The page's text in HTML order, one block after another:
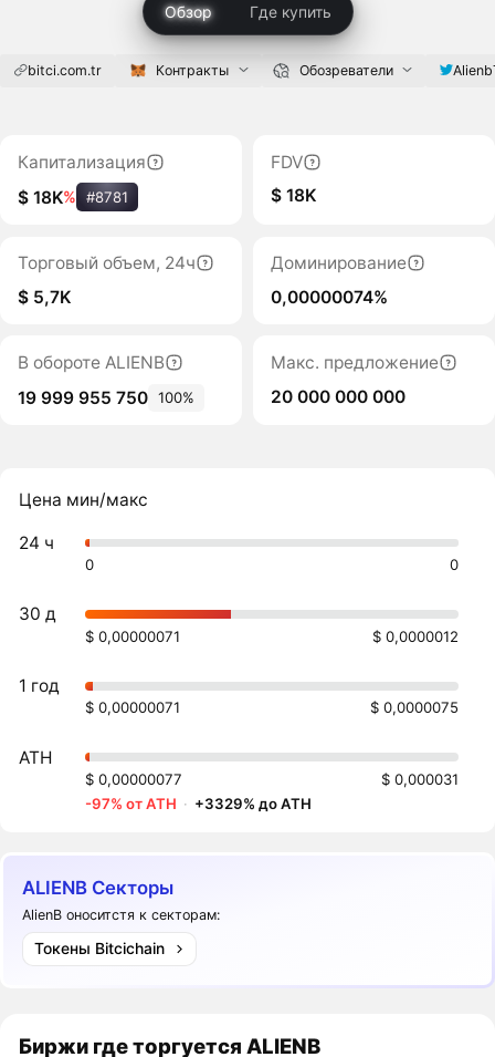
Обзор Где купить
bitci.com.tr Контракты Обозреватели
Капитализация
$ 18K% #8781
FDV
$ 18K
Торговый объем, 24ч
$ 5,7K
Доминирование
0,00000074%
В обороте ALIENB
19 999 955 750 100%
Макс. предложение
20 000 000 000
Цена мин/макс
24 ч
0 0
30 д
$ 0,00000071 $ 0,0000012
1 год
$ 0,00000071 $ 0,0000075
ATH
$ 0,00000077
$ 0,000031
-97% от ATH · +3329% до ATH
ALIENB Секторы
AlienB оноситстя к секторам:
Токены Bitcichain
Биржи где торгуется ALIENB